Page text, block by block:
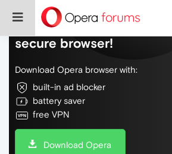
Do more on the web, with
secure browser!
Download Opera browser with:
built-in ad blocker
battery saver
free VPN
Download Opera